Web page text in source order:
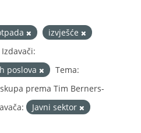
izvješće
Izdavači:
poslova
Tema:
prema Tim Berners-
Javni sektor